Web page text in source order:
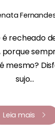
é recheado
porque
mesmo?
sujo...
Leia mais